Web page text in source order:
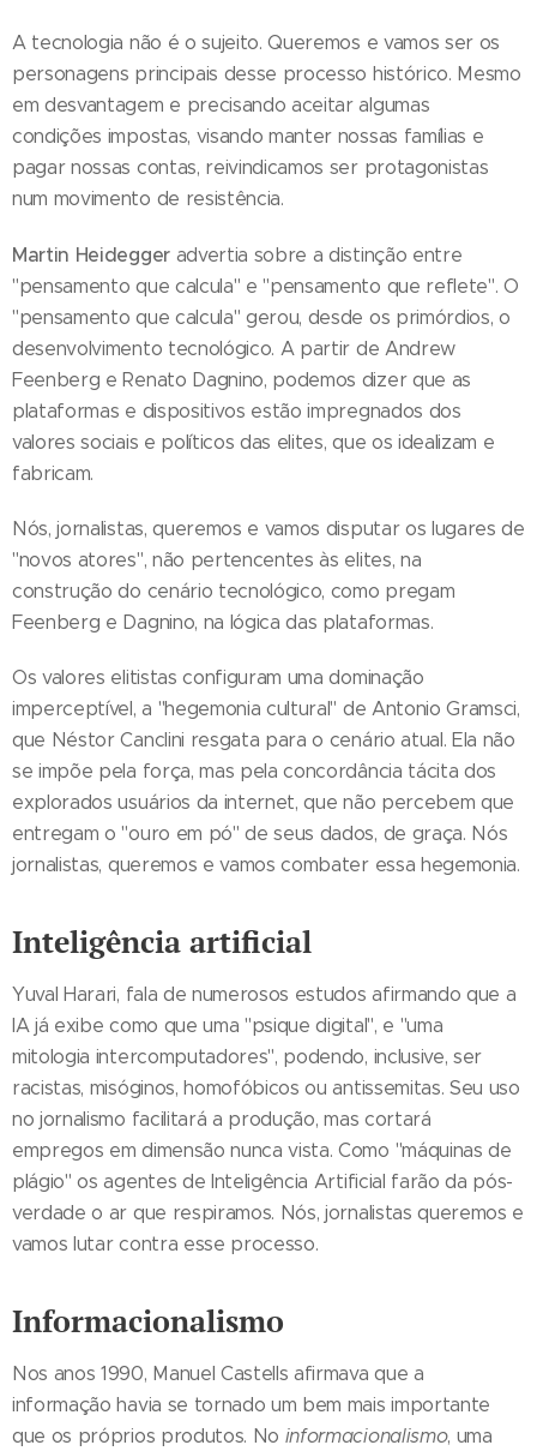
A tecnologia não é o sujeito. Queremos e vamos ser os
personagens principais desse processo histórico. Mesmo
em desvantagem e precisando aceitar algumas
condições impostas, visando manter nossas famílias e
pagar nossas contas, reivindicamos ser protagonistas
num movimento de resistência.
Martin Heideggeradvertia sobre a distinção entre
"pensamento que calcula" e "pensamento que reflete". O
"pensamento que calcula" gerou, desde os primórdios, o
desenvolvimento tecnológico. A partir de Andrew
Feenberg e Renato Dagnino, podemos dizer que as
plataformas e dispositivos estão impregnados dos
valores sociais e políticos das elites, que os idealizam e
fabricam.
Nós, jornalistas, queremos e vamos disputar os lugares de
"novos atores", não pertencentes às elites, na
construção do cenário tecnológico, como pregam
Feenberg e Dagnino, na lógica das plataformas.
Os valores elitistas configuram uma dominação
imperceptível, a "hegemonia cultural" de Antonio Gramsci,
que Néstor Canclini resgata para o cenário atual. Ela não
se impõe pela força, mas pela concordância tácita dos
explorados usuários da internet, que não percebem que
entregam o "ouro em pó" de seus dados, de graça. Nós
jornalistas, queremos e vamos combater essa hegemonia.
Inteligência artificial
Yuval Harari, fala de numerosos estudos afirmando que a
IA já exibe como que uma "psique digital", e "uma
mitologia intercomputadores", podendo, inclusive, ser
racistas, misóginos, homofóbicos ou antissemitas. Seu uso
no jornalismo facilitará a produção, mas cortará
empregos em dimensão nunca vista. Como "máquinas de
plágio" os agentes de Inteligência Artificial farão da pós-
verdade o ar que respiramos. Nós, jornalistas queremos e
vamos lutar contra esse processo.
Informacionalismo
Nos anos 1990, Manuel Castells afirmava que a
informação havia se tornado um bem mais importante
que os próprios produtos. No informacionalismo, uma